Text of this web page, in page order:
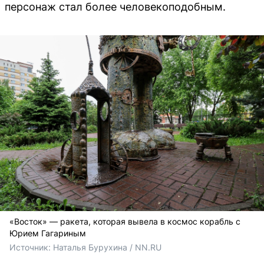
персонаж стал более человекоподобным.
«Восток» — ракета, которая вывела в космос корабль с
Юрием Гагариным
Источник: Наталья Бурухина / NN.RU